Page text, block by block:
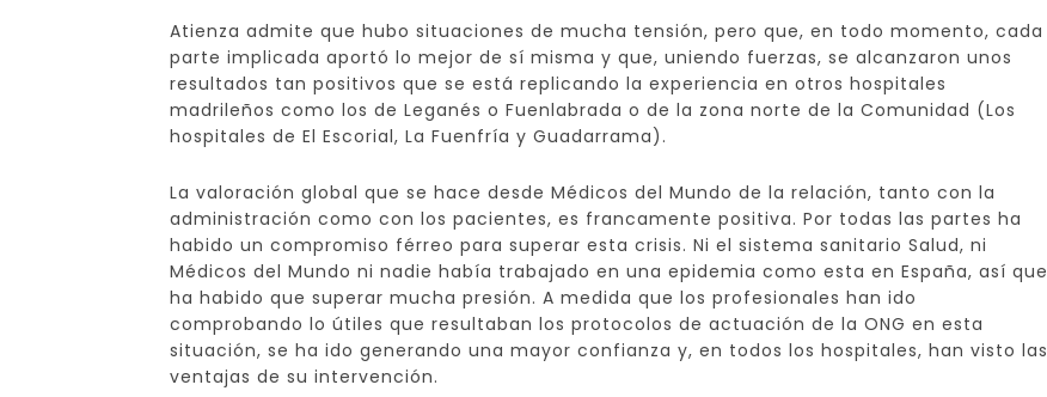
Atienza admite que hubo situaciones de mucha tensión, pero que, en todo momento, cada
parte implicada aportó lo mejor de sí misma y que, uniendo fuerzas, se alcanzaron unos
resultados tan positivos que se está replicando la experiencia en otros hospitales
madrileños como los de Leganés o Fuenlabrada o de la zona norte de la Comunidad (Los
hospitales de El Escorial, La Fuenfría y Guadarrama).
La valoración global que se hace desde Médicos del Mundo de la relación, tanto con la
administración como con los pacientes, es francamente positiva. Por todas las partes ha
habido un compromiso férreo para superar esta crisis. Ni el sistema sanitario Salud, ni
Médicos del Mundo ni nadie había trabajado en una epidemia como esta en España, así que
ha habido que superar mucha presión. A medida que los profesionales han ido
comprobando lo útiles que resultaban los protocolos de actuación de la ONG en esta
situación, se ha ido generando una mayor confianza y, en todos los hospitales, han visto las
ventajas de su intervención.